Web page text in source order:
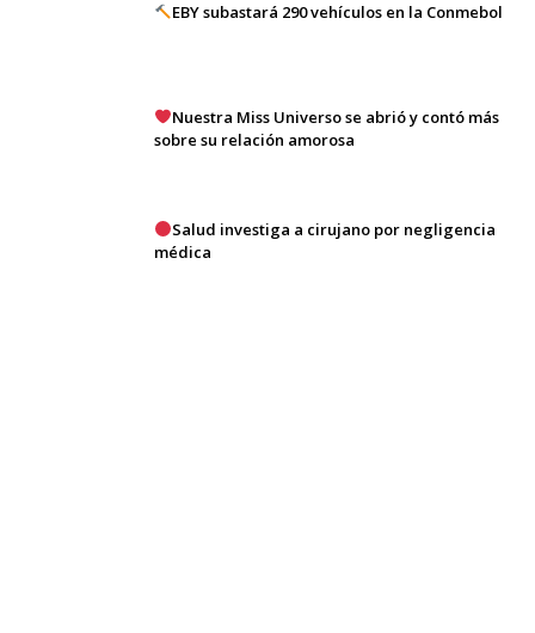
EBY subastará 290 vehículos en la Conmebol
Nuestra Miss Universo se abrió y contó más
sobre su relación amorosa
Salud investiga a cirujano por negligencia
médica